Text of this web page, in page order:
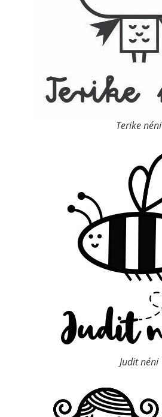
Terike néni
Judit néni